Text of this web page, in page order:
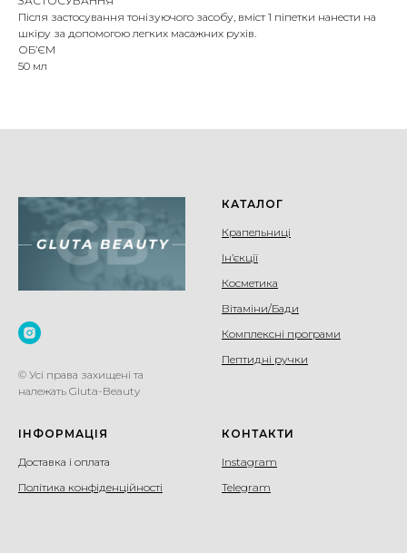
Після застосування тонізуючого засобу, вміст 1 піпетки нанести на
шкіру за допомогою легких масажних рухів.
ОБ’ЄМ
50 мл
© Усі права захищені та
належать Gluta-Beauty
КАТАЛОГ
Крапельниці
Ін’єкції
Косметика
Вітаміни/Бади
Комплексні програми
Пептидні ручки
ІНФОРМАЦІЯ
Доставка і оплата
Політика конфіденційності
КОНТАКТИ
Instagram
Telegram